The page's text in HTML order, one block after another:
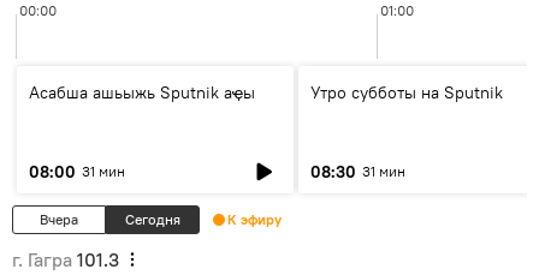
00:00 01:00
Асабша ашьыжь Sputnik аҿы
08:00 31 мин
Утро субботы на Sputnik
08:30 31 мин
Вчера Сегодня К эфиру
г. Гагра 101.3